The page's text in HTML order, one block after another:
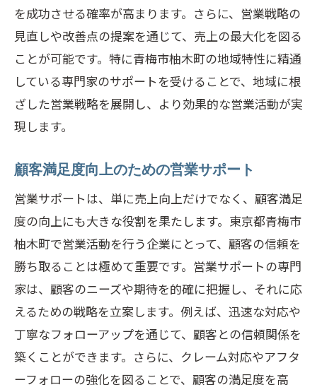
を成功させる確率が高まります。さらに、営業戦略の
見直しや改善点の提案を通じて、売上の最大化を図る
ことが可能です。特に青梅市柚木町の地域特性に精通
している専門家のサポートを受けることで、地域に根
ざした営業戦略を展開し、より効果的な営業活動が実
現します。
顧客満足度向上のための営業サポート
営業サポートは、単に売上向上だけでなく、顧客満足
度の向上にも大きな役割を果たします。東京都青梅市
柚木町で営業活動を行う企業にとって、顧客の信頼を
勝ち取ることは極めて重要です。営業サポートの専門
家は、顧客のニーズや期待を的確に把握し、それに応
えるための戦略を立案します。例えば、迅速な対応や
丁寧なフォローアップを通じて、顧客との信頼関係を
築くことができます。さらに、クレーム対応やアフタ
ーフォローの強化を図ることで、顧客の満足度を高